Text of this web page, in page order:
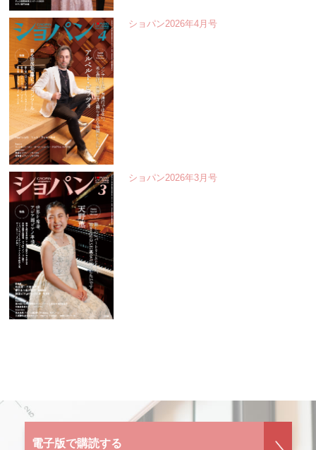
ショパン2026年4月号
ショパン2026年3月号
電子版で購読する